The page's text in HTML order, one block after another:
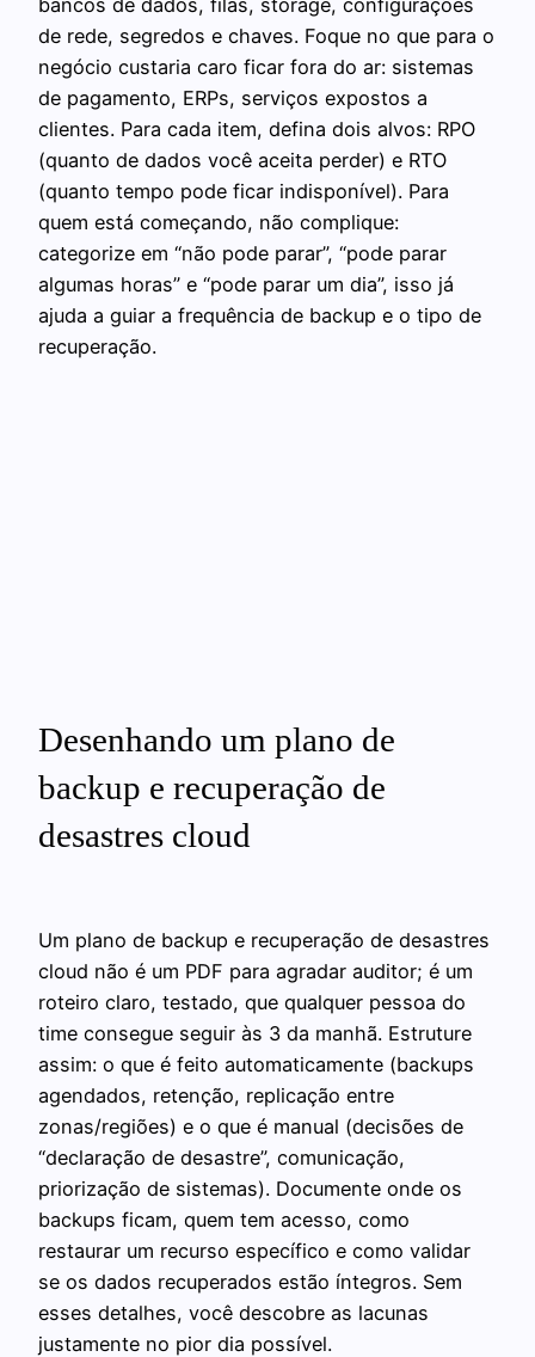
bancos de dados, filas, storage, configurações
de rede, segredos e chaves. Foque no que para o
negócio custaria caro ficar fora do ar: sistemas
de pagamento, ERPs, serviços expostos a
clientes. Para cada item, defina dois alvos: RPO
(quanto de dados você aceita perder) e RTO
(quanto tempo pode ficar indisponível). Para
quem está começando, não complique:
categorize em “não pode parar”, “pode parar
algumas horas” e “pode parar um dia”, isso já
ajuda a guiar a frequência de backup e o tipo de
recuperação.
Desenhando um plano de
backup e recuperação de
desastres cloud
Um plano de backup e recuperação de desastres
cloud não é um PDF para agradar auditor; é um
roteiro claro, testado, que qualquer pessoa do
time consegue seguir às 3 da manhã. Estruture
assim: o que é feito automaticamente (backups
agendados, retenção, replicação entre
zonas/regiões) e o que é manual (decisões de
“declaração de desastre”, comunicação,
priorização de sistemas). Documente onde os
backups ficam, quem tem acesso, como
restaurar um recurso específico e como validar
se os dados recuperados estão íntegros. Sem
esses detalhes, você descobre as lacunas
justamente no pior dia possível.